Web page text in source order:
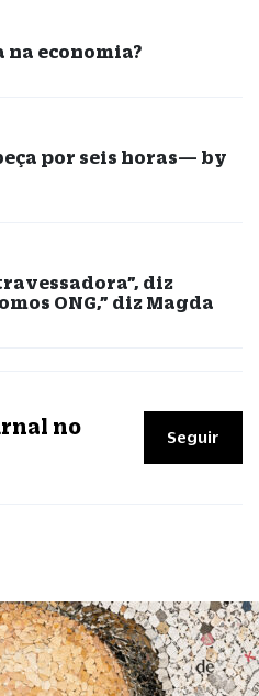
na economia?
por seis horas— by
diz
ONG,” diz Magda
no
Seguir